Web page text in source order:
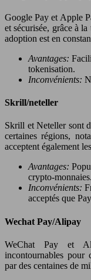
Google Pay et Apple
et sécurisée, grâce à
adoption est en
Avantages:
tokenisation.
Inconvénients:
Skrill/neteller
Skrill et Neteller sont
certaines régions,
acceptent également
Avantages:
crypto-monnaies.
Inconvénients:
acceptés que
Wechat Pay/Alipay
WeChat Pay et
incontournables pour
par des centaines de